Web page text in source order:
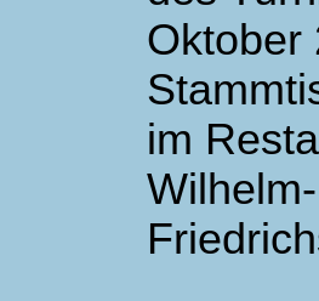
Oktober
im